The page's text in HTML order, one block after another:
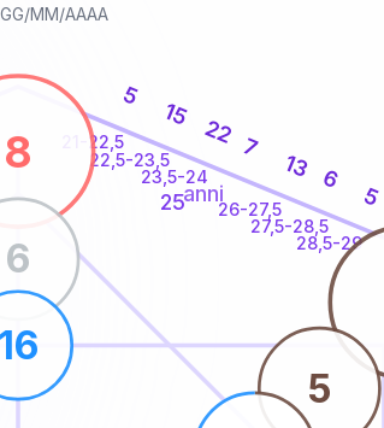
MM/AAAA
21-22,5
22,5-23,5
23,5-24
26-27,5
27,5-28,5
28,5-29
5
15
22 7
13 6
5
8
6
16
5
25anni